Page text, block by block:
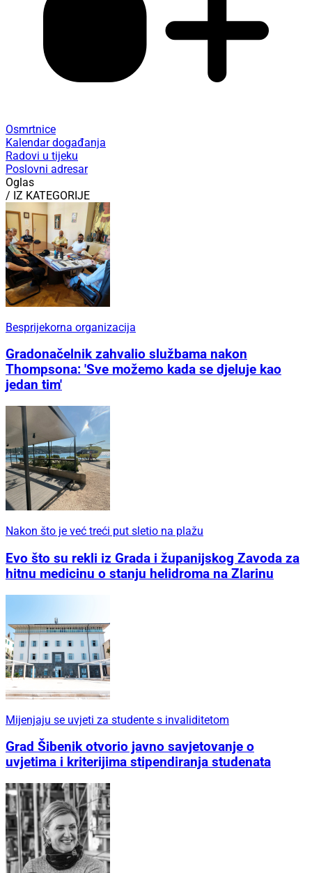
Osmrtnice
Kalendar događanja
Radovi u tijeku
Poslovni adresar
Oglas
/ IZ KATEGORIJE
Besprijekorna organizacija
Gradonačelnik zahvalio službama nakon
Thompsona: 'Sve možemo kada se djeluje kao
jedan tim'
Nakon što je već treći put sletio na plažu
Evo što su rekli iz Grada i županijskog Zavoda za
hitnu medicinu o stanju helidroma na Zlarinu
Mijenjaju se uvjeti za studente s invaliditetom
Grad Šibenik otvorio javno savjetovanje o
uvjetima i kriterijima stipendiranja studenata